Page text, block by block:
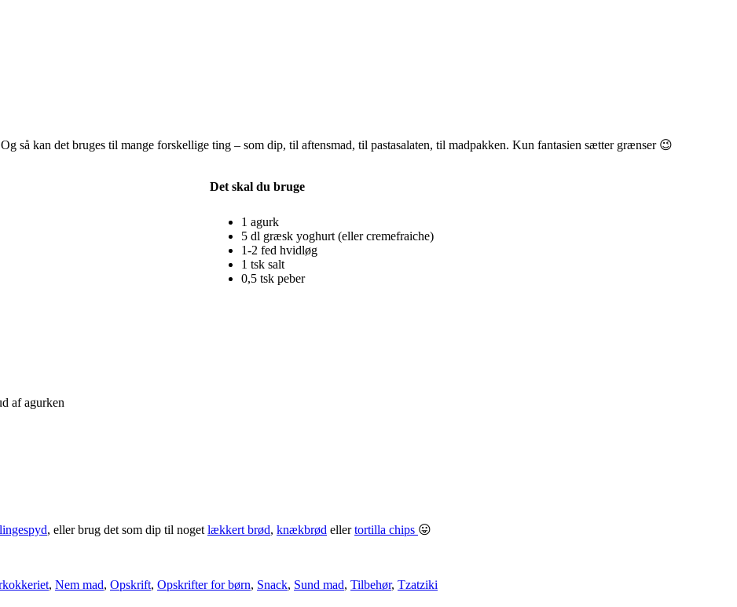
så kan det bruges til mange forskellige ting – som dip, til aftensmad, til pastasalaten, til madpakken. Kun fantasien sætter grænser 😉
Det skal du bruge
1 agurk
5 dl græsk yoghurt (eller cremefraiche)
1-2 fed hvidløg
1 tsk salt
0,5 tsk peber
af agurken
, eller brug det som dip til noget lækkert brød, knækbrød ellertortilla chips 😛
, Nem mad, Opskrift, Opskrifter for børn, Snack, Sund mad, Tilbehør, Tzatziki